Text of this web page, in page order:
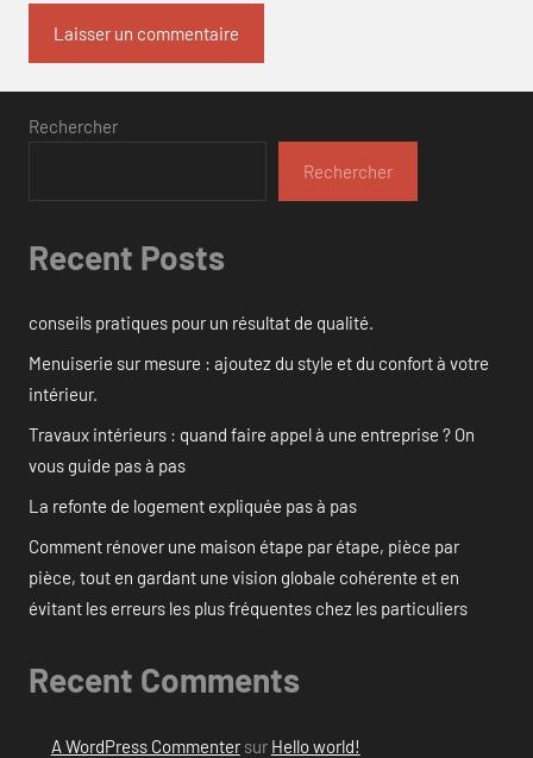
Rechercher
Rechercher
Recent Posts
conseils pratiques pour un résultat de qualité.
Menuiserie sur mesure : ajoutez du style et du confort à votre
intérieur.
Travaux intérieurs : quand faire appel à une entreprise ? On
vous guide pas à pas
La refonte de logement expliquée pas à pas
Comment rénover une maison étape par étape, pièce par
pièce, tout en gardant une vision globale cohérente et en
évitant les erreurs les plus fréquentes chez les particuliers
Recent Comments
A WordPress Commentersur Hello world!